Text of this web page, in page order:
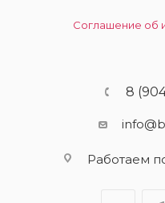
Соглашение об
8
Работаем